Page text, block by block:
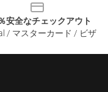
安全なチェックアウト
/ マスターカード / ビザ